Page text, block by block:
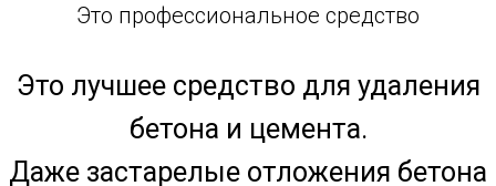
Это профессиональное средство
Обратите внимание на форму
обратной связи в правом нижнем
углу! Наш ассистент готов ответить
на любые ваши вопросы 24/7 и